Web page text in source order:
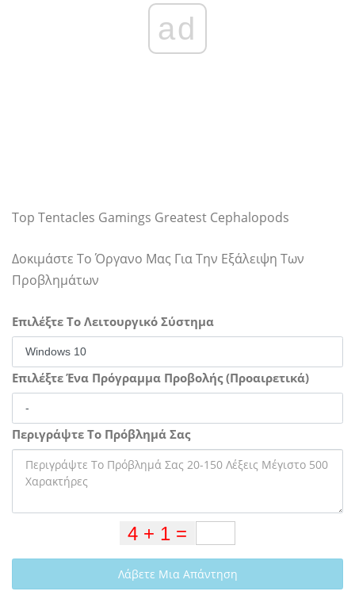
ad
Top Tentacles Gamings Greatest Cephalopods
Δοκιμάστε Το Όργανο Μας Για Την Εξάλειψη Των
Προβλημάτων
Επιλέξτε Το Λειτουργικό Σύστημα
Επιλέξτε Ένα Πρόγραμμα Προβολής (Προαιρετικά)
Περιγράψτε Το Πρόβλημά Σας
Λάβετε Μια Απάντηση